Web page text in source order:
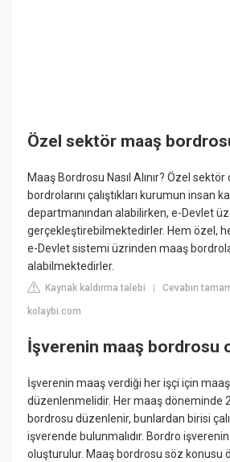
Özel sektör maaş bordrosu
Maaş Bordrosu Nasıl Alınır? Özel sektör
bordrolarını çalıştıkları kurumun insan
departmanından alabilirken, e-Devlet
gerçekleştirebilmektedirler. Hem özel,
e-Devlet sistemi üzrinden maaş
alabilmektedirler.
Kaynak kaldırma talebi |Cevabın
kolaybi.com
İşverenin maaş bordrosu
İşverenin maaş verdiği her işçi için
düzenlenmelidir. Her maaş döneminde
bordrosu düzenlenir, bunlardan birisi
işverende bulunmalıdır. Bordro
oluşturulur. Maaş bordrosu söz konusu